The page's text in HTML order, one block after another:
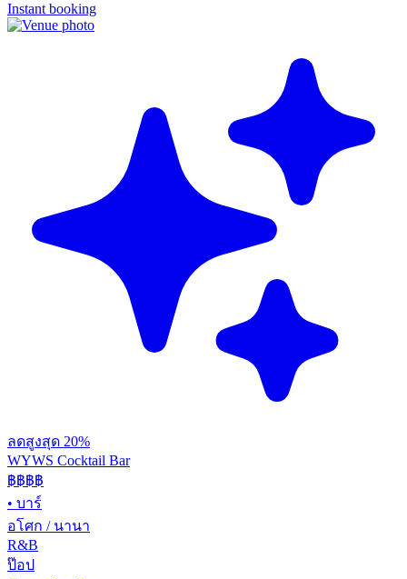
Instant booking
ลดสูงสุด 20%
WYWS Cocktail Bar
฿฿฿฿
• บาร์
อโศก / นานา
R&B
ป๊อป